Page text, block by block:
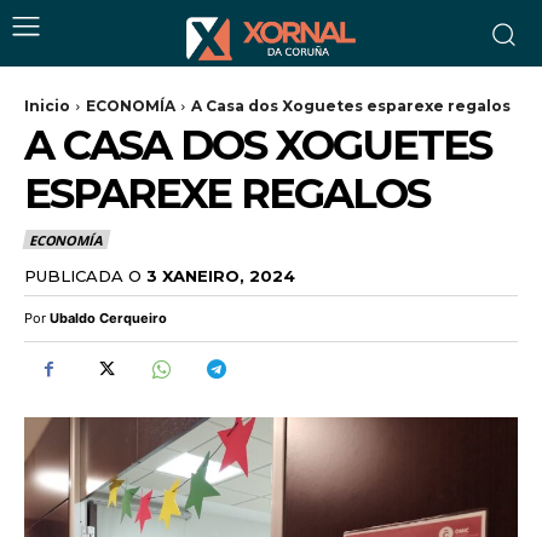
Inicio ECONOMÍA A Casa dos Xoguetes esparexe regalos
A CASA DOS XOGUETES
ESPAREXE REGALOS
ECONOMÍA
PUBLICADA O 3 XANEIRO, 2024
Por Ubaldo Cerqueiro